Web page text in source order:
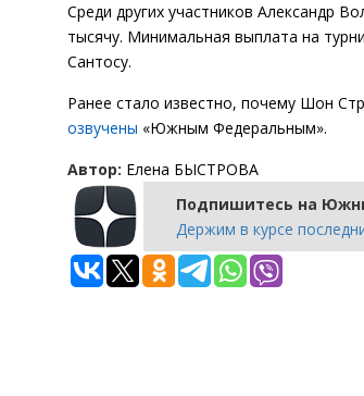
Среди других участников Александр
тысячу. Минимальная выплата на
Сантосу.
Ранее стало известно, почему Шон
озвучены «Южным Федеральным».
Автор: Елена БЫСТРОВА
Подпишитесь на
Держим в курсе